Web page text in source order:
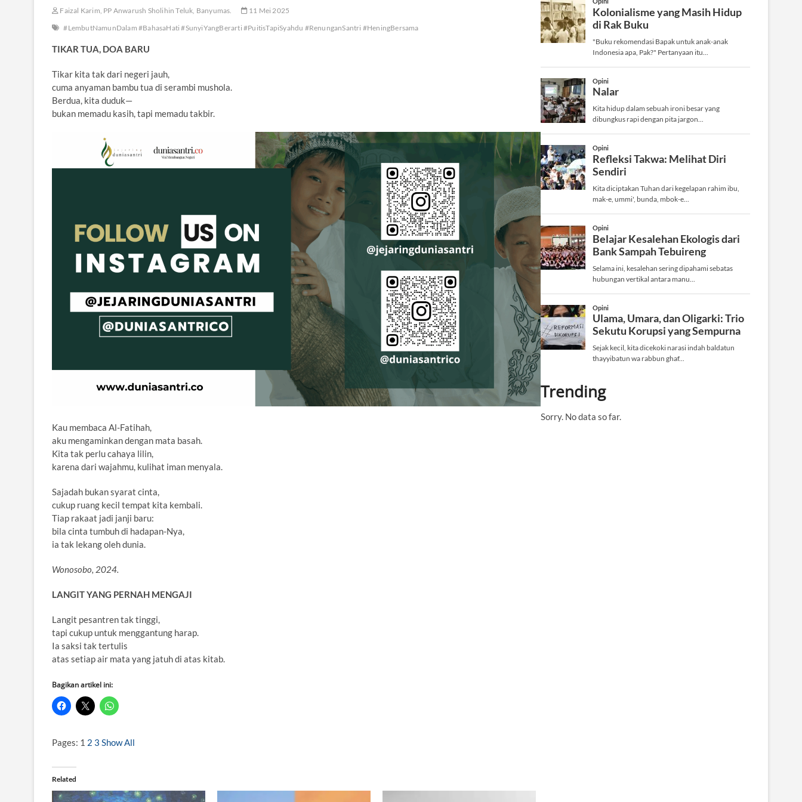
Faizal Karim, PP Anwarush Sholihin Teluk, Banyumas.
11 Mei 2025
#LembutNamunDalam #BahasaHati #SunyiYangBerarti #PuitisTapiSyahdu #RenunganSantri #HeningBersama
TIKAR TUA, DOA BARU
Tikar kita tak dari negeri jauh,
cuma anyaman bambu tua di serambi mushola.
Berdua, kita duduk—
bukan memadu kasih, tapi memadu takbir.
Kau membaca Al-Fatihah,
aku mengaminkan dengan mata basah.
Kita tak perlu cahaya lilin,
karena dari wajahmu, kulihat iman menyala.
Sajadah bukan syarat cinta,
cukup ruang kecil tempat kita kembali.
Tiap rakaat jadi janji baru:
bila cinta tumbuh di hadapan-Nya,
ia tak lekang oleh dunia.
Wonosobo, 2024.
LANGIT YANG PERNAH MENGAJI
Langit pesantren tak tinggi,
tapi cukup untuk menggantung harap.
Ia saksi tak tertulis
atas setiap air mata yang jatuh di atas kitab.
Bagikan artikel ini:
Pages: 1 2 3 Show All
Related
Trending
Sorry. No data so far.